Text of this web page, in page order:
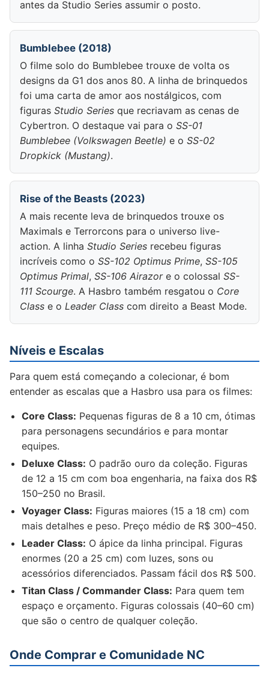
antes da Studio Series assumir o posto.
Bumblebee (2018)
O filme solo do Bumblebee trouxe de volta os
designs da G1 dos anos 80. A linha de brinquedos
foi uma carta de amor aos nostálgicos, com
figuras Studio Series que recriavam as cenas de
Cybertron. O destaque vai para o SS-01
Bumblebee (Volkswagen Beetle) e o SS-02
Dropkick (Mustang).
Rise of the Beasts (2023)
A mais recente leva de brinquedos trouxe os
Maximals e Terrorcons para o universo live-
action. A linha Studio Series recebeu figuras
incríveis como o SS-102 Optimus Prime, SS-105
Optimus Primal, SS-106 Airazore o colossal SS-
111 Scourge. A Hasbro também resgatou o Core
Class e o Leader Class com direito a Beast Mode.
Níveis e Escalas
Para quem está começando a colecionar, é bom
entender as escalas que a Hasbro usa para os filmes:
Core Class: Pequenas figuras de 8 a 10 cm, ótimas
para personagens secundários e para montar
equipes.
Deluxe Class: O padrão ouro da coleção. Figuras
de 12 a 15 cm com boa engenharia, na faixa dos R$
150–250 no Brasil.
Voyager Class: Figuras maiores (15 a 18 cm) com
mais detalhes e peso. Preço médio de R$ 300–450.
Leader Class: O ápice da linha principal. Figuras
enormes (20 a 25 cm) com luzes, sons ou
acessórios diferenciados. Passam fácil dos R$ 500.
Titan Class / Commander Class: Para quem tem
espaço e orçamento. Figuras colossais (40–60 cm)
que são o centro de qualquer coleção.
Onde Comprar e Comunidade NC